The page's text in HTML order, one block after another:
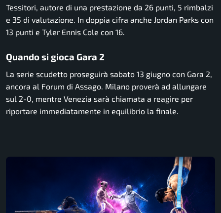
Tessitori, autore di una prestazione da 26 punti, 5 rimbalzi
e 35 di valutazione. In doppia cifra anche Jordan Parks con
13 punti e Tyler Ennis Cole con 16.
Quando si gioca Gara 2
La serie scudetto proseguirà sabato 13 giugno con Gara 2,
ancora al Forum di Assago. Milano proverà ad allungare
sul 2-0, mentre Venezia sarà chiamata a reagire per
riportare immediatamente in equilibrio la finale.